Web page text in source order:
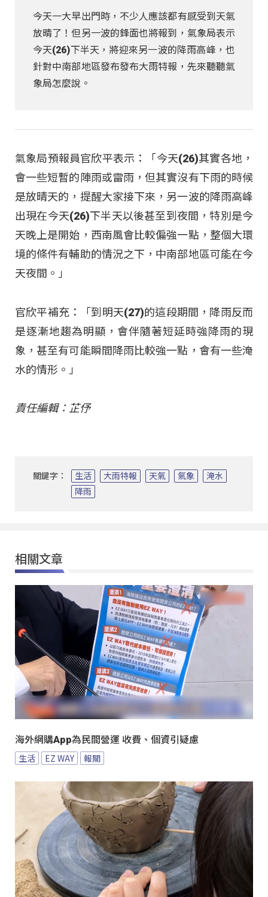
今天一大早出門時，不少人應該都有感受到天氣
放晴了！但另一波的鋒面也將報到，氣象局表示
今天(26)下半天，將迎來另一波的降雨高峰，也
針對中南部地區發布發布大雨特報，先來聽聽氣
象局怎麼說。
氣象局預報員官欣平表示：「今天(26)其實各地，
會一些短暫的陣雨或雷雨，但其實沒有下雨的時候
是放晴天的，提醒大家接下來，另一波的降雨高峰
出現在今天(26)下半天以後甚至到夜間，特別是今
天晚上是開始，西南風會比較偏強一點，整個大環
境的條件有輔助的情況之下，中南部地區可能在今
天夜間。」
官欣平補充：「到明天(27)的這段期間，降雨反而
是逐漸地趨為明顯，會伴隨著短延時強降雨的現
象，甚至有可能瞬間降雨比較強一點，會有一些淹
水的情形。」
責任編輯：芷伃
關鍵字： 生活 大雨特報 天氣 氣象
淹水
降雨
相關文章
海外網購App為民間營運 收費、個資引疑慮
生活 EZ WAY 報關